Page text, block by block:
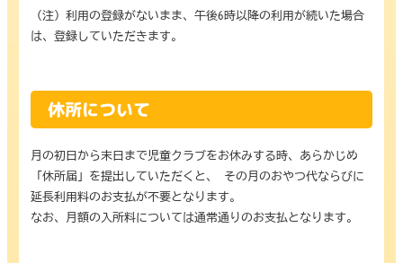
（注）利用の登録がないまま、午後6時以降の利用が続いた場合
は、登録していただきます。
休所について
月の初日から末日まで児童クラブをお休みする時、あらかじめ
「休所届」を提出していただくと、 その月のおやつ代ならびに
延長利用料のお支払が不要となります。
なお、月額の入所料については通常通りのお支払となります。